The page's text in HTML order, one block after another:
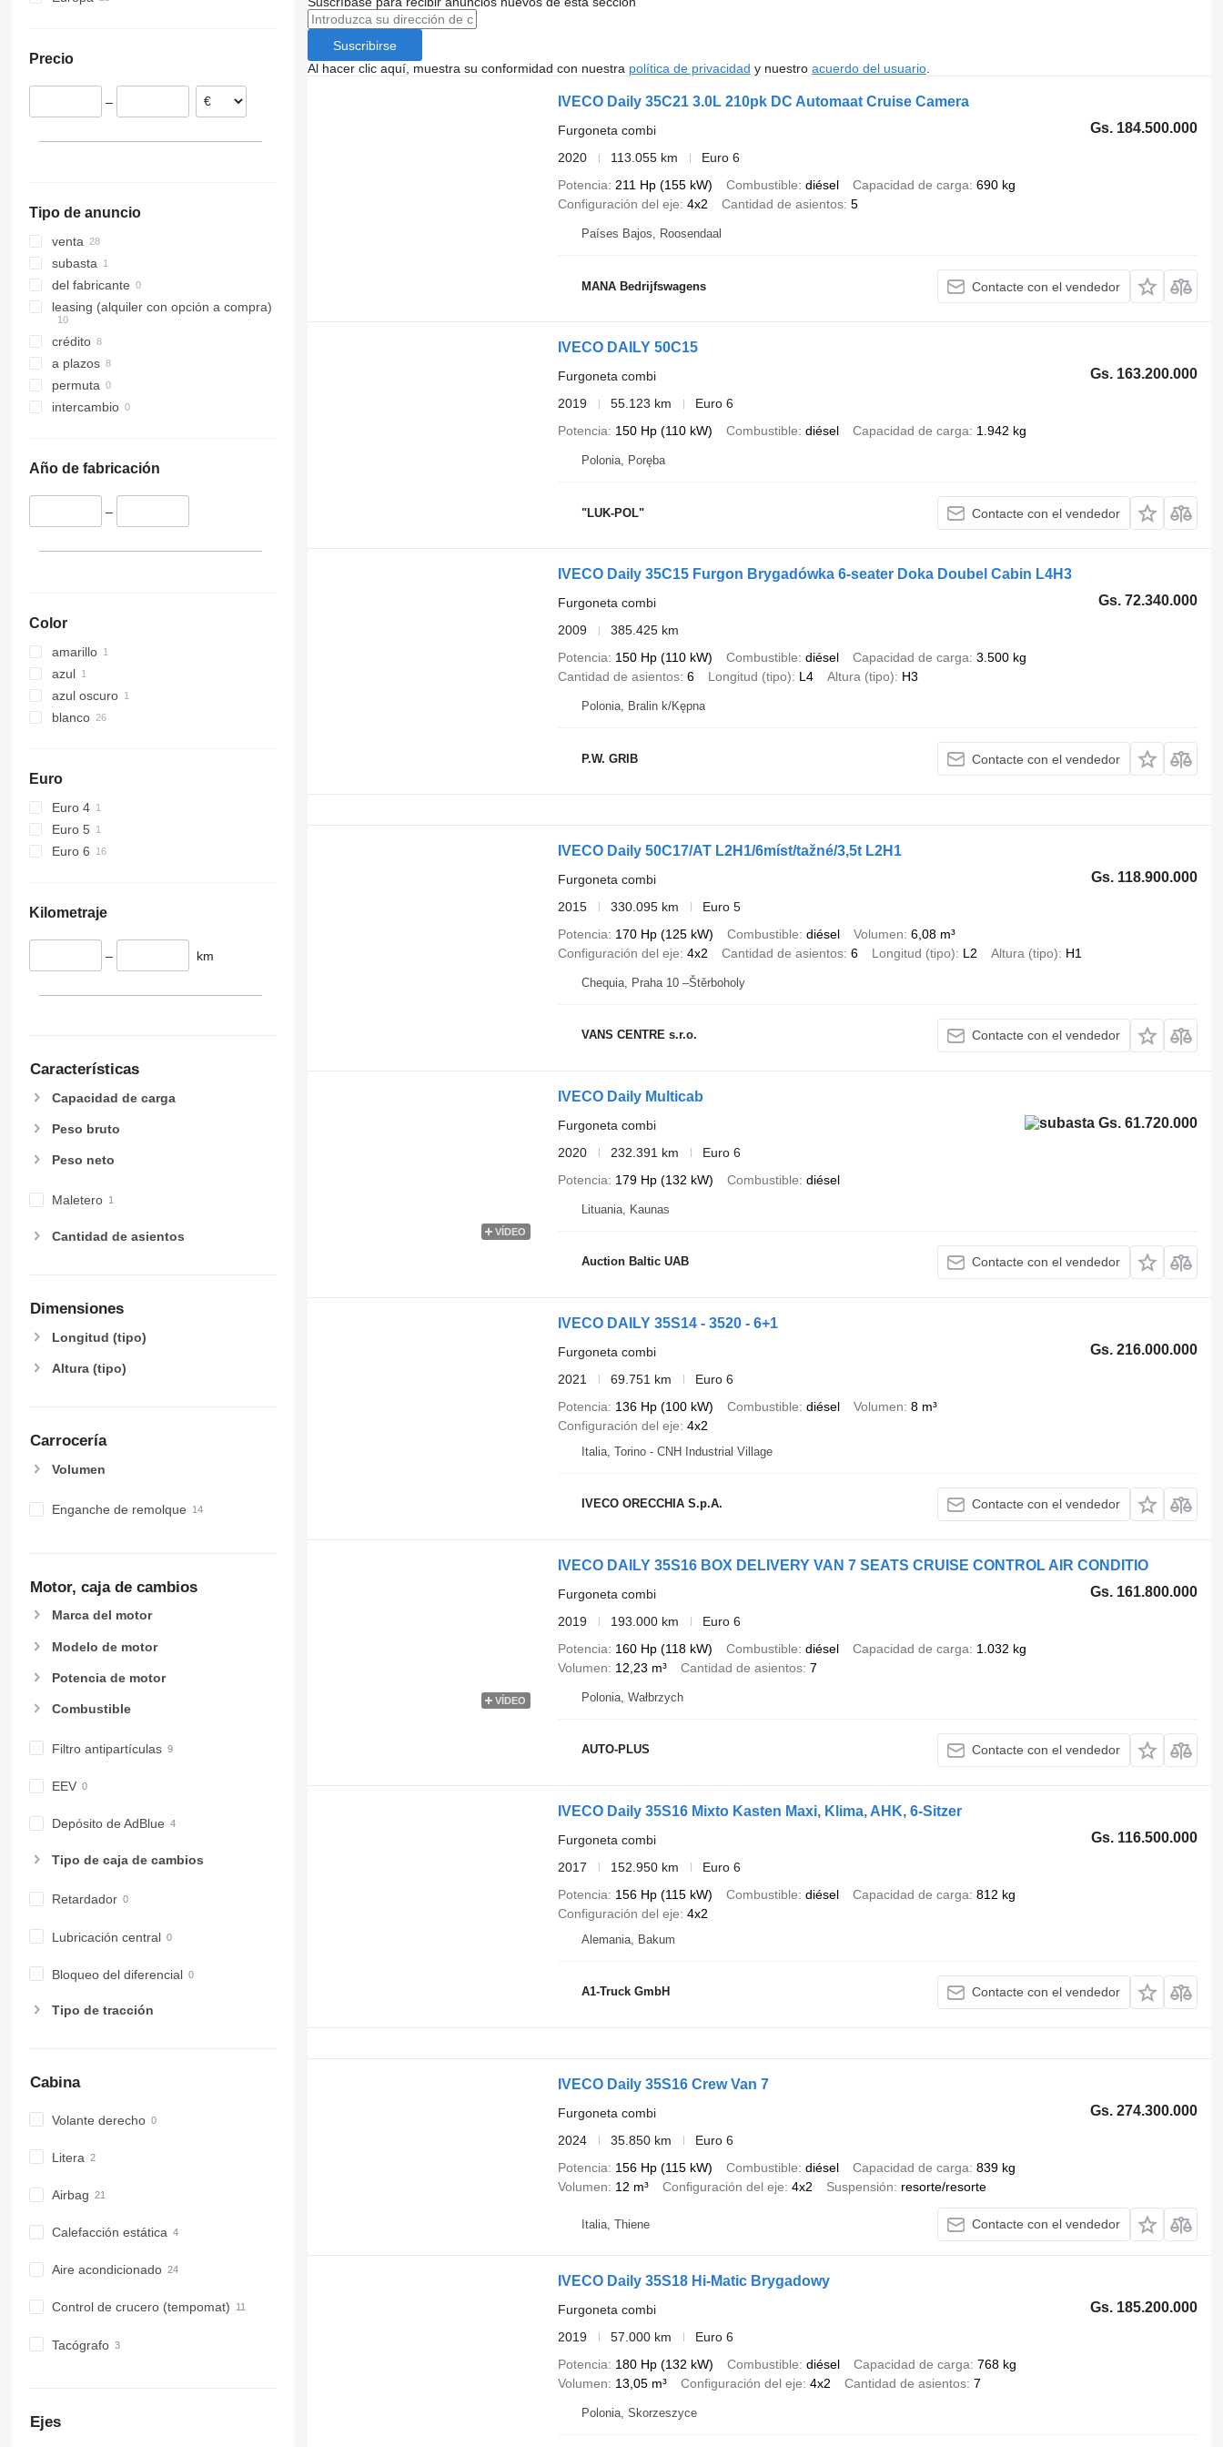
Países Bajos
Hungría
Precio
–
Tipo de anuncio
venta
subasta
del fabricante
leasing (alquiler con opción a compra)
crédito
a plazos
permuta
intercambio
Año de fabricación
–
Color
amarillo
azul
azul oscuro
blanco
Euro
Euro 4
Euro 5
Euro 6
Kilometraje
– km
Características
Capacidad de carga
Peso bruto
Peso neto
Maletero
Cantidad de asientos
Dimensiones
Longitud (tipo)
Altura (tipo)
Carrocería
Volumen
Enganche de remolque
Motor, caja de cambios
Marca del motor
Modelo de motor
Potencia de motor
Combustible
Filtro antipartículas
EEV
Depósito de AdBlue
Tipo de caja de cambios
Retardador
Lubricación central
Bloqueo del diferencial
Tipo de tracción
Cabina
Volante derecho
Litera
Airbag
Calefacción estática
Aire acondicionado
Control de crucero (tempomat)
Tacógrafo
Ejes
Suscribirse
Al hacer clic aquí, muestra su conformidad con nuestra política de privacidad y nuestro acuerdo del usuario.
IVECO Daily 35C21 3.0L 210pk DC Automaat Cruise Camera
Gs. 184.500.000
Furgoneta combi
2020
113.055 km
Euro 6
Potencia
211 Hp (155 kW) Combustible diésel Capacidad de carga 690 kg
Configuración del eje 4x2 Cantidad de asientos 5
Países Bajos, Roosendaal
MANA Bedrijfswagens Contacte con el vendedor
IVECO DAILY 50C15
Gs. 163.200.000
Furgoneta combi
2019
55.123 km
Euro 6
Potencia
150 Hp (110 kW) Combustible diésel Capacidad de carga 1.942 kg
Polonia, Poręba
"LUK-POL" Contacte con el vendedor
IVECO Daily 35C15 Furgon Brygadówka 6-seater Doka Doubel Cabin L4H3
Gs. 72.340.000
Furgoneta combi
2009
385.425 km
Potencia
150 Hp (110 kW) Combustible diésel Capacidad de carga 3.500 kg
Cantidad de asientos 6 Longitud (tipo) L4 Altura (tipo) H3
Polonia, Bralin k/Kępna
P.W. GRIB Contacte con el vendedor
IVECO Daily 50C17/AT L2H1/6míst/tažné/3,5t L2H1
Gs. 118.900.000
Furgoneta combi
2015
330.095 km
Euro 5
Potencia
170 Hp (125 kW) Combustible diésel Volumen 6,08 m³
Configuración del eje 4x2 Cantidad de asientos 6 Longitud (tipo) L2 Altura (tipo) H1
Chequia, Praha 10 –Štěrboholy
VANS CENTRE s.r.o. Contacte con el vendedor
VÍDEO
IVECO Daily Multicab
Gs. 61.720.000
Furgoneta combi
2020
232.391 km
Euro 6
Potencia
179 Hp (132 kW) Combustible diésel
Lituania, Kaunas
Auction Baltic UAB Contacte con el vendedor
IVECO DAILY 35S14 - 3520 - 6+1
Gs. 216.000.000
Furgoneta combi
2021
69.751 km
Euro 6
Potencia
136 Hp (100 kW) Combustible diésel Volumen 8 m³
Configuración del eje 4x2
Italia, Torino - CNH Industrial Village
IVECO ORECCHIA S.p.A. Contacte con el vendedor
VÍDEO
IVECO DAILY 35S16 BOX DELIVERY VAN 7 SEATS CRUISE CONTROL AIR CONDITIO
Gs. 161.800.000
Furgoneta combi
2019
193.000 km
Euro 6
Potencia
160 Hp (118 kW) Combustible diésel Capacidad de carga
1.032 kg
Volumen
12,23 m³ Cantidad de asientos 7
Polonia, Wałbrzych
AUTO-PLUS Contacte con el vendedor
IVECO Daily 35S16 Mixto Kasten Maxi, Klima, AHK, 6-Sitzer
Gs. 116.500.000
Furgoneta combi
2017
152.950 km
Euro 6
Potencia
156 Hp (115 kW) Combustible diésel Capacidad de carga 812 kg
Configuración del eje 4x2
Alemania, Bakum
A1-Truck GmbH Contacte con el vendedor
IVECO Daily 35S16 Crew Van 7
Gs. 274.300.000
Furgoneta combi
2024
35.850 km
Euro 6
Potencia
156 Hp (115 kW) Combustible diésel Capacidad de carga 839 kg
Volumen
12 m³ Configuración del eje 4x2 Suspensión resorte/resorte
Italia, Thiene Contacte con el vendedor
IVECO Daily 35S18 Hi-Matic Brygadowy
Gs. 185.200.000
Furgoneta combi
2019
57.000 km
Euro 6
Potencia
180 Hp (132 kW) Combustible diésel Capacidad de carga 768 kg
Volumen
13,05 m³ Configuración del eje 4x2 Cantidad de asientos 7
Polonia, Skorzeszyce